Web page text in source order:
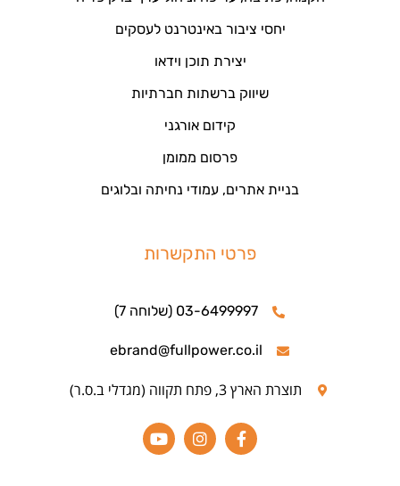
יחסי ציבור באינטרנט לעסקים
יצירת תוכן וידאו
שיווק ברשתות חברתיות
קידום אורגני
פרסום ממומן
בניית אתרים, עמודי נחיתה ובלוגים
פרטי התקשרות
03-6499997 (שלוחה 7)
ebrand@fullpower.co.il
תוצרת הארץ 3, פתח תקווה (מגדלי ב.ס.ר)